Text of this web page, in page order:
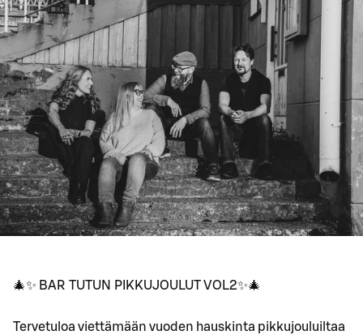
🎄✨ BAR TUTUN PIKKUJOULUT VOL2✨🎄
Tervetuloa viettämään vuoden hauskinta pikkujouluiltaa